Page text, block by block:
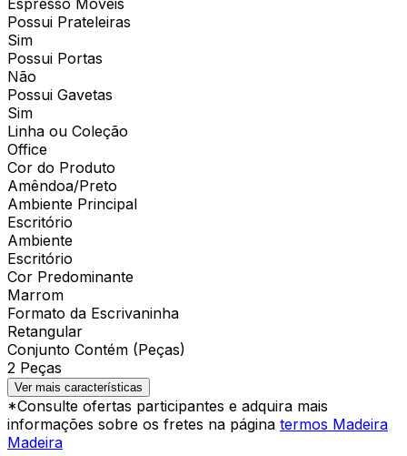
Possui Prateleiras
Sim
Possui Portas
Não
Possui Gavetas
Sim
Linha ou Coleção
Office
Cor do Produto
Amêndoa/Preto
Ambiente Principal
Escritório
Ambiente
Escritório
Cor Predominante
Marrom
Formato da Escrivaninha
Retangular
Conjunto Contém (Peças)
2 Peças
Ver mais características
*Consulte ofertas participantes e adquira mais
informações sobre os fretes na página termos Madeira
Madeira